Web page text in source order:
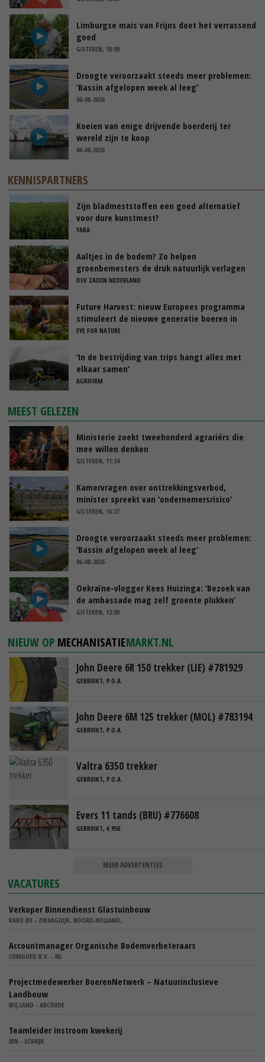
Limburgse mais van Frijns doet het verrassend
goed
GISTEREN, 10:00
Droogte veroorzaakt steeds meer problemen:
‘Bassin afgelopen week al leeg’
06-08-2026
Koeien van enige drijvende boerderij ter
wereld zijn te koop
06-08-2026
KENNISPARTNERS
Zijn bladmeststoffen een goed alternatief
voor dure kunstmest?
YARA
Aaltjes in de bodem? Zo helpen
groenbemesters de druk natuurlijk verlagen
DSV ZADEN NEDERLAND
Future Harvest: nieuw Europees programma
stimuleert de nieuwe generatie boeren in
Nederland
EYE FOR NATURE
‘In de bestrijding van trips hangt alles met
elkaar samen’
AGRIFIRM
MEEST GELEZEN
Ministerie zoekt tweehonderd agrariërs die
mee willen denken
GISTEREN, 11:34
Kamervragen over onttrekkingsverbod,
minister spreekt van ‘ondernemersrisico’
GISTEREN, 16:27
Droogte veroorzaakt steeds meer problemen:
‘Bassin afgelopen week al leeg’
06-08-2026
Oekraïne-vlogger Kees Huizinga: ‘Bezoek van
de ambassade mag zelf groente plukken’
GISTEREN, 12:00
NIEUW OP MECHANISATIEMARKT.NL
John Deere 6R 150 trekker (LIE) #781929
GEBRUIKT, P.O.A.
John Deere 6M 125 trekker (MOL) #783194
GEBRUIKT, P.O.A.
Valtra 6350 trekker
GEBRUIKT, P.O.A.
Evers 11 tands (BRU) #776608
GEBRUIKT, € 950
MEER ADVERTENTIES
VACATURES
Verkoper Binnendienst Glastuinbouw
KARO BV - ZWAAGDIJK, NOORD-HOLLAND,
Accountmanager Organische Bodemverbeteraars
COMGOED B.V. - NL
Projectmedewerker BoerenNetwerk – Natuurinclusieve
Landbouw
WIJ.LAND - ABCOUDE
Teamleider instroom kwekerij
IBN - SCHAIJK